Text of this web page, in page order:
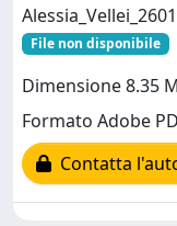
File non disponibile
Dimensione 8.35
Formato Adobe
Contatta